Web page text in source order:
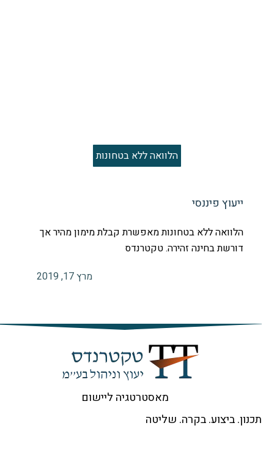
הלוואה ללא בטחונות
ייעוץ פיננסי
הלוואה ללא בטחונות מאפשרת קבלת מימון מהיר אך
דורשת בחינה זהירה. טקטרנדס
מאסטרטגיה ליישום
ביצוע. בקרה. שליטה